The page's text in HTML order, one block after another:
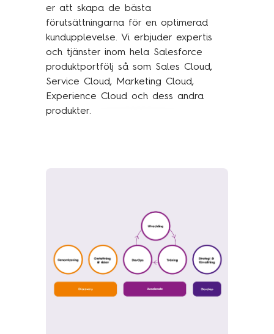
er att skapa de bästa
förutsättningarna för en optimerad
kundupplevelse. Vi erbjuder expertis
och tjänster inom hela Salesforce
produktportfölj så som Sales Cloud,
Service Cloud, Marketing Cloud,
Experience Cloud och dess andra
produkter.